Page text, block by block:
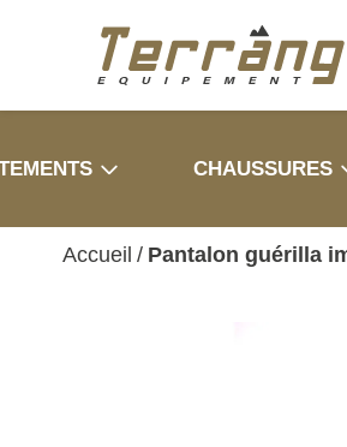
CHAUSSURES
Accueil / Pantalon guérilla